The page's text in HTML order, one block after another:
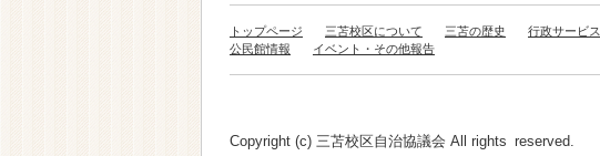
トップページ 三苫校区について 三苫の歴史 行政サービス
公民館情報
イベント・その他報告
Copyright (c) 三苫校区自治協議会 All rights reserved.